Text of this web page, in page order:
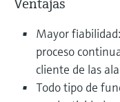
Ventajas
Mayor
proceso
cliente de las
Todo tipo de